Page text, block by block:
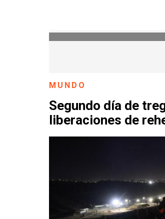
MUNDO
Segundo día de
liberaciones de